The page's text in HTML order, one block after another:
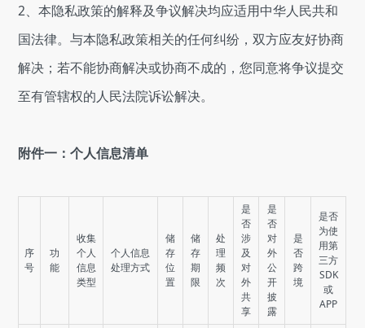
2、本隐私政策的解释及争议解决均应适用中华人民共和
国法律。与本隐私政策相关的任何纠纷，双方应友好协商
解决；若不能协商解决或协商不成的，您同意将争议提交
至有管辖权的人民法院诉讼解决。
附件一：个人信息清单
序
号
功
能
收集
个人
信息
类型
个人信息
处理方式
储
存
位
置
储
存
期
限
处
理
频
次
是
否
涉
及
对
外
共
享
是
否
对
外
公
开
披
露
是
否
跨
境
是否
为使
用第
三方
SDK
或
APP